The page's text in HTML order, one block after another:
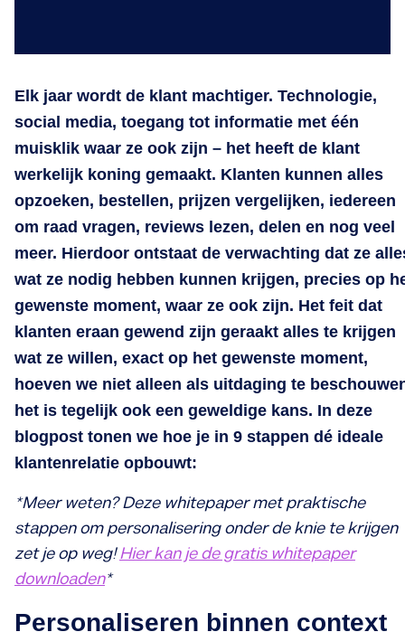
Elk jaar wordt de klant machtiger. Technologie,
social media, toegang tot informatie met één
muisklik waar ze ook zijn – het heeft de klant
werkelijk koning gemaakt. Klanten kunnen alles
opzoeken, bestellen, prijzen vergelijken, iedereen
om raad vragen, reviews lezen, delen en nog veel
meer. Hierdoor ontstaat de verwachting dat ze
wat ze nodig hebben kunnen krijgen, precies op
gewenste moment, waar ze ook zijn. Het feit dat
klanten eraan gewend zijn geraakt alles te krijgen
wat ze willen, exact op het gewenste moment,
hoeven we niet alleen als uitdaging te
het is tegelijk ook een geweldige kans. In deze
blogpost tonen we hoe je in 9 stappen dé ideale
klantenrelatie opbouwt:
*Meer weten? Deze whitepaper met praktische
stappen om personalisering onder de knie te krijgen
zet je op weg!Hier kan je de gratis whitepaper
downloaden*
Personaliseren binnen context